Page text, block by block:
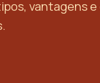
vantagens